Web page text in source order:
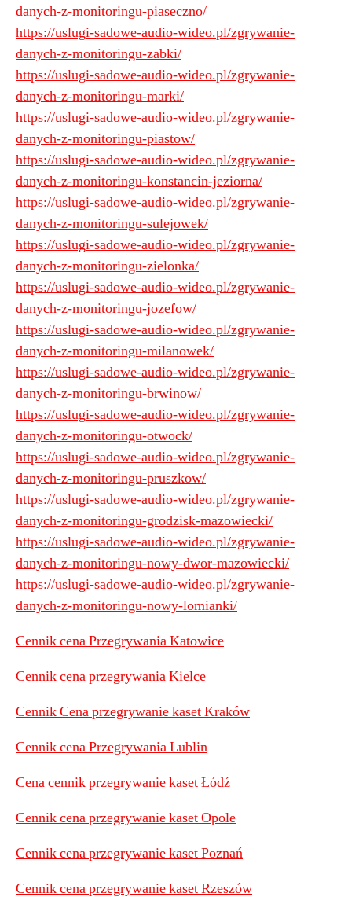
danych-z-monitoringu-piaseczno/
https://uslugi-sadowe-audio-wideo.pl/zgrywanie-
danych-z-monitoringu-zabki/
https://uslugi-sadowe-audio-wideo.pl/zgrywanie-
danych-z-monitoringu-marki/
https://uslugi-sadowe-audio-wideo.pl/zgrywanie-
danych-z-monitoringu-piastow/
https://uslugi-sadowe-audio-wideo.pl/zgrywanie-
danych-z-monitoringu-konstancin-jeziorna/
https://uslugi-sadowe-audio-wideo.pl/zgrywanie-
danych-z-monitoringu-sulejowek/
https://uslugi-sadowe-audio-wideo.pl/zgrywanie-
danych-z-monitoringu-zielonka/
https://uslugi-sadowe-audio-wideo.pl/zgrywanie-
danych-z-monitoringu-jozefow/
https://uslugi-sadowe-audio-wideo.pl/zgrywanie-
danych-z-monitoringu-milanowek/
https://uslugi-sadowe-audio-wideo.pl/zgrywanie-
danych-z-monitoringu-brwinow/
https://uslugi-sadowe-audio-wideo.pl/zgrywanie-
danych-z-monitoringu-otwock/
https://uslugi-sadowe-audio-wideo.pl/zgrywanie-
danych-z-monitoringu-pruszkow/
https://uslugi-sadowe-audio-wideo.pl/zgrywanie-
danych-z-monitoringu-grodzisk-mazowiecki/
https://uslugi-sadowe-audio-wideo.pl/zgrywanie-
danych-z-monitoringu-nowy-dwor-mazowiecki/
https://uslugi-sadowe-audio-wideo.pl/zgrywanie-
danych-z-monitoringu-nowy-lomianki/
Cennik cena Przegrywania Katowice
Cennik cena przegrywania Kielce
Cennik Cena przegrywanie kaset Kraków
Cennik cena Przegrywania Lublin
Cena cennik przegrywanie kaset Łódź
Cennik cena przegrywanie kaset Opole
Cennik cena przegrywanie kaset Poznań
Cennik cena przegrywanie kaset Rzeszów